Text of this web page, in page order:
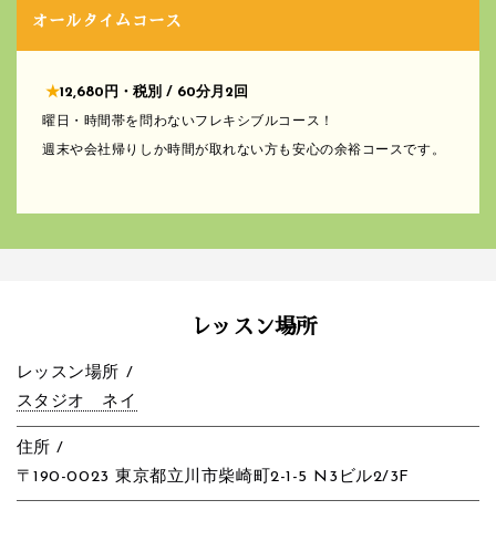
オールタイムコース
★12,680円・税別 / 60分月2回
曜日・時間帯を問わないフレキシブルコース！
週末や会社帰りしか時間が取れない方も安心の余裕コースです。
レッスン場所
レッスン場所 /
スタジオ ネイ
住所 /
〒190-0023 東京都立川市柴崎町2-1-5 N3ビル2/3F